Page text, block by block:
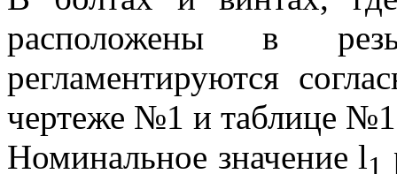
расположены в
регламентируются
чертеже №1 и таблице
Номинальное значение l1